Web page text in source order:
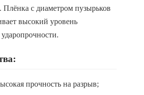
Плёнка с диаметром пузырьков
высокий уровень
прочность на разрыв;